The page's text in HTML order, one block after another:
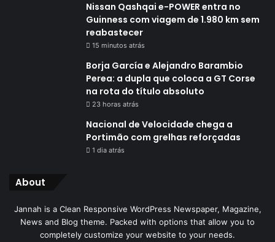
Nissan Qashqai e-POWER entra no
Guinness com viagem de 1.980 km sem
reabastecer
15 minutos atrás
Borja García e Alejandro Barambio
Perea: a dupla que coloca a GT Corse
na rota do título absoluto
23 horas atrás
Nacional de Velocidade chega a
Portimão com grelhas reforçadas
1 dia atrás
About
Jannah is a Clean Responsive WordPress Newspaper, Magazine,
News and Blog theme. Packed with options that allow you to
completely customize your website to your needs.